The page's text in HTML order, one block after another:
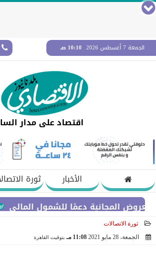
الجمعة 7 أغسطس 2026 10:10 صـ
اقتصاد على مدار
الأخبار
ثورة
”
دعمًا للشمول المالي
ثورة الاتصالات
الجمعة، 28 مايو 2021
11:08 مـ بتوقيت القاهرة